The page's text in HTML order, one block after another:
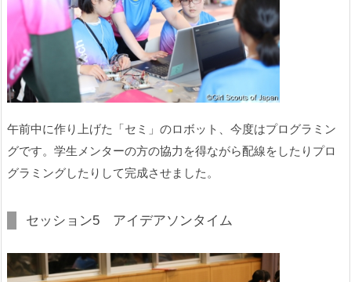
午前中に作り上げた「セミ」のロボット、今度はプログラミン
グです。学生メンターの方の協力を得ながら配線をしたりプロ
グラミングしたりして完成させました。
セッション5 アイデアソンタイム